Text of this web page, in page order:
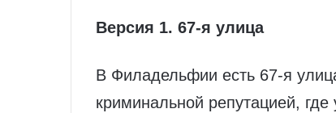
Версия 1. 67-я улица
В Филадельфии есть 67-я
криминальной репутацией,